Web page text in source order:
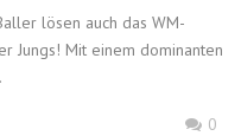
lösen auch das WM-
Jungs! Mit einem dominanten
0